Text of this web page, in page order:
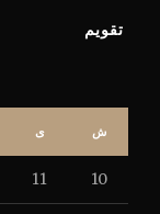
تقویم
ش ی
10
11